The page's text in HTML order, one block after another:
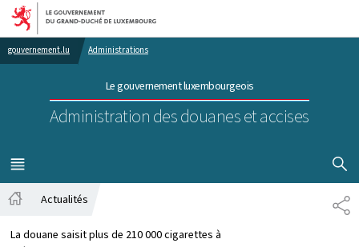
Aller au menu principal
Aller au contenu
gouvernement.lu Administrations
Le gouvernement luxembourgeois
Administration des douanes et accises
MENU
PRINCIPAL
Actualités
La douane saisit plus de 210 000 cigarettes à